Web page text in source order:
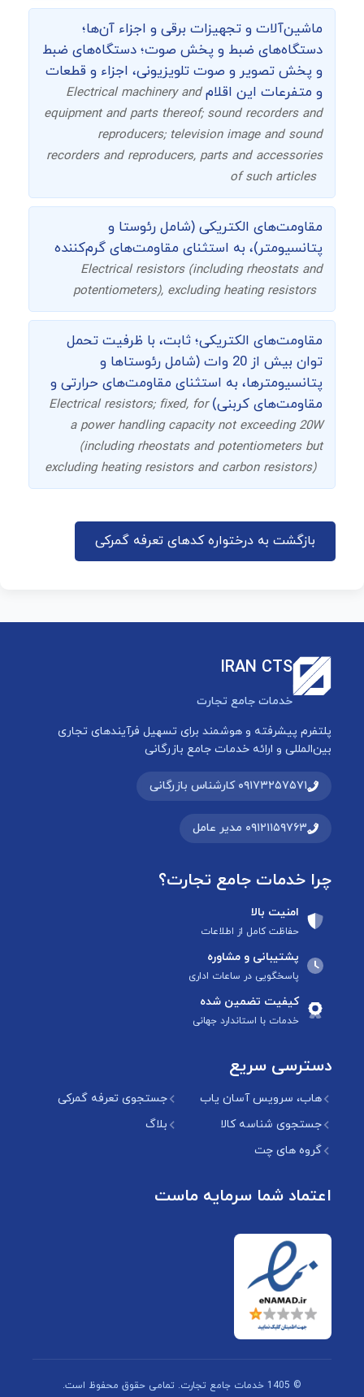
ماشین‌آلات و تجهیزات برقی و اجزاء آن‌ها؛
دستگاه‌های ضبط و پخش صوت؛ دستگاه‌های ضبط
و پخش تصویر و صوت تلویزیونی، اجزاء و قطعات
و متفرعات این اقلامElectrical machinery and
equipment and parts thereof; sound recorders and
reproducers; television image and sound
recorders and reproducers, parts and accessories
of such articles
مقاومت‌های الکتریکی (شامل رئوستا و
پتانسیومتر)، به استثنای مقاومت‌های گرم‌کننده
Electrical resistors (including rheostats and
potentiometers), excluding heating resistors
مقاومت‌های الکتریکی؛ ثابت، با ظرفیت تحمل
توان بیش از 20 وات (شامل رئوستاها و
پتانسیومترها، به استثنای مقاومت‌های حرارتی و
مقاومت‌های کربنی)Electrical resistors; fixed, for
a power handling capacity not exceeding 20W
(including rheostats and potentiometers but
excluding heating resistors and carbon resistors)
بازگشت به درختواره کدهای تعرفه گمرکی
IRAN CTS
خدمات جامع تجارت
پلتفرم پیشرفته و هوشمند برای تسهیل فرآیندهای تجاری
بین‌المللی و ارائه خدمات جامع بازرگانی
۰۹۱۷۳۲۵۷۵۷۱ کارشناس بازرگانی
۰۹۱۲۱۱۵۹۷۶۳ مدیر عامل
چرا خدمات جامع تجارت؟
امنیت بالا
حفاظت کامل از اطلاعات
پشتیبانی و مشاوره
پاسخگویی در ساعات اداری
کیفیت تضمین شده
خدمات با استاندارد جهانی
دسترسی سریع
هاب، سرویس آسان یاب
جستجوی تعرفه گمرکی
جستجوی شناسه کالا
بلاگ
گروه های چت
اعتماد شما سرمایه ماست
© 1405 خدمات جامع تجارت. تمامی حقوق محفوظ است.